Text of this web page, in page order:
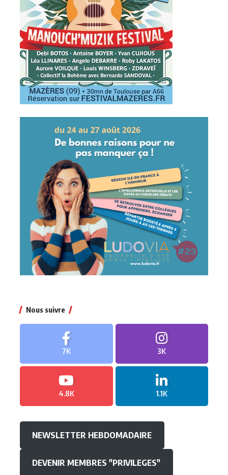
Nous suivre
7K 3K
4.8K 1.1K
NEWSLETTER HEBDOMADAIRE
DEVENIR MEMBRES "PRIVILEGES"